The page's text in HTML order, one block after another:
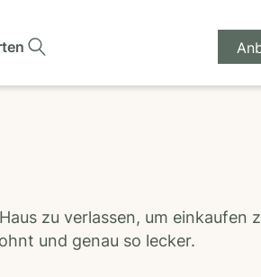
zu verlassen, um einkaufen
und genau so lecker.